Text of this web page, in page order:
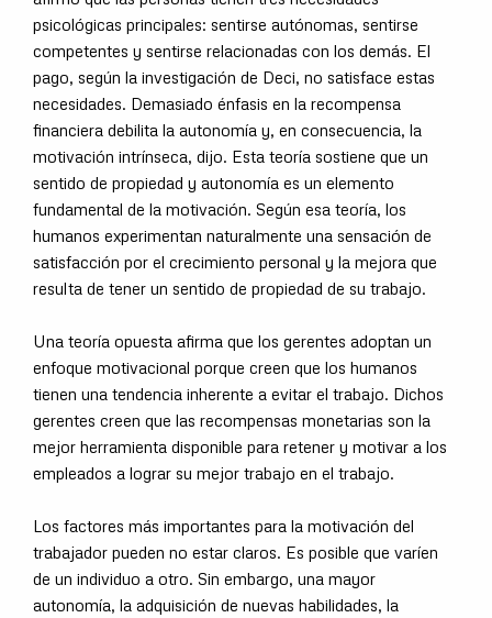
psicológicas principales: sentirse autónomas, sentirse
competentes y sentirse relacionadas con los demás. El
pago, según la investigación de Deci, no satisface estas
necesidades. Demasiado énfasis en la recompensa
financiera debilita la autonomía y, en consecuencia, la
motivación intrínseca, dijo. Esta teoría sostiene que un
sentido de propiedad y autonomía es un elemento
fundamental de la motivación. Según esa teoría, los
humanos experimentan naturalmente una sensación de
satisfacción por el crecimiento personal y la mejora que
resulta de tener un sentido de propiedad de su trabajo.
Una teoría opuesta afirma que los gerentes adoptan un
enfoque motivacional porque creen que los humanos
tienen una tendencia inherente a evitar el trabajo. Dichos
gerentes creen que las recompensas monetarias son la
mejor herramienta disponible para retener y motivar a los
empleados a lograr su mejor trabajo en el trabajo.
Los factores más importantes para la motivación del
trabajador pueden no estar claros. Es posible que varíen
de un individuo a otro. Sin embargo, una mayor
autonomía, la adquisición de nuevas habilidades, la